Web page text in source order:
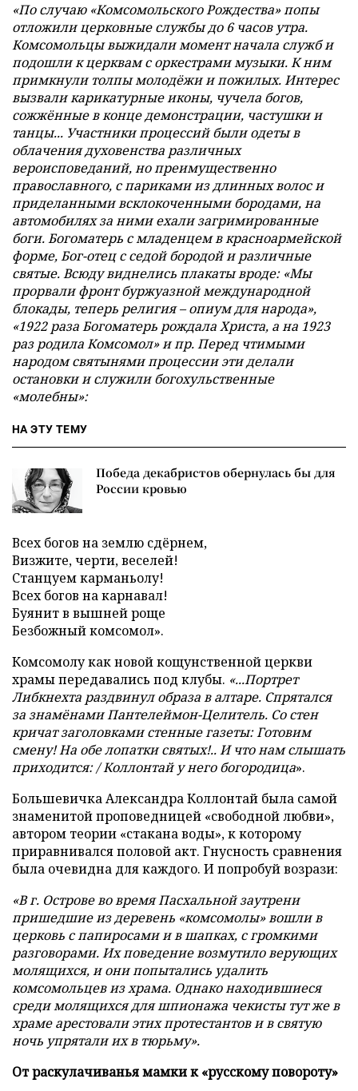
«По случаю «Комсомольского Рождества» попы
отложили церковные службы до 6 часов утра.
Комсомольцы выжидали момент начала служб и
подошли к церквам с оркестрами музыки. К ним
примкнули толпы молодёжи и пожилых. Интерес
вызвали карикатурные иконы, чучела богов,
сожжённые в конце демонстрации, частушки и
танцы... Участники процессий были одеты в
облачения духовенства различных
вероисповеданий, но преимущественно
православного, с париками из длинных волос и
приделанными всклокоченными бородами, на
автомобилях за ними ехали загримированные
боги. Богоматерь с младенцем в красноармейской
форме, Бог-отец с седой бородой и различные
святые. Всюду виднелись плакаты вроде: «Мы
прорвали фронт буржуазной международной
блокады, теперь религия – опиум для народа»,
«1922 раза Богоматерь рождала Христа, а на 1923
раз родила Комсомол» и пр. Перед чтимыми
народом святынями процессии эти делали
остановки и служили богохульственные
«молебны»:
НА ЭТУ ТЕМУ
Победа декабристов обернулась бы для
России кровью
Всех богов на землю сдёрнем,
Визжите, черти, веселей!
Станцуем карманьолу!
Всех богов на карнавал!
Буянит в вышней роще
Безбожный комсомол».
Комсомолу как новой кощунственной церкви
храмы передавались под клубы. «...Портрет
Либкнехта раздвинул образа в алтаре. Спрятался
за знамёнами Пантелеймон-Целитель. Со стен
кричат заголовками стенные газеты: Готовим
смену! На обе лопатки святых!.. И что нам слышать
приходится: / Коллонтай у него богородица».
Большевичка Александра Коллонтай была самой
знаменитой проповедницей «свободной любви»,
автором теории «стакана воды», к которому
приравнивался половой акт. Гнусность сравнения
была очевидна для каждого. И попробуй возрази:
«В г. Острове во время Пасхальной заутрени
пришедшие из деревень «комсомолы» вошли в
церковь с папиросами и в шапках, с громкими
разговорами. Их поведение возмутило верующих
молящихся, и они попытались удалить
комсомольцев из храма. Однако находившиеся
среди молящихся для шпионажа чекисты тут же в
храме арестовали этих протестантов и в святую
ночь упрятали их в тюрьму».
От раскулачиванья мамки к «русскому повороту»